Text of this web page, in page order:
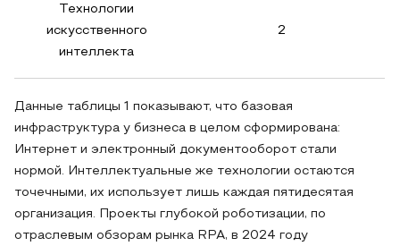
Технологии
искусственного
интеллекта
2
Данные таблицы 1 показывают, что базовая
инфраструктура у бизнеса в целом сформирована:
Интернет и электронный документооборот стали
нормой. Интеллектуальные же технологии остаются
точечными, их использует лишь каждая пятидесятая
организация. Проекты глубокой роботизации, по
отраслевым обзорам рынка RPA, в 2024 году